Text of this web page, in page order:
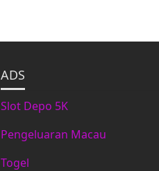
ADS
Slot Depo 5K
Pengeluaran Macau
Togel